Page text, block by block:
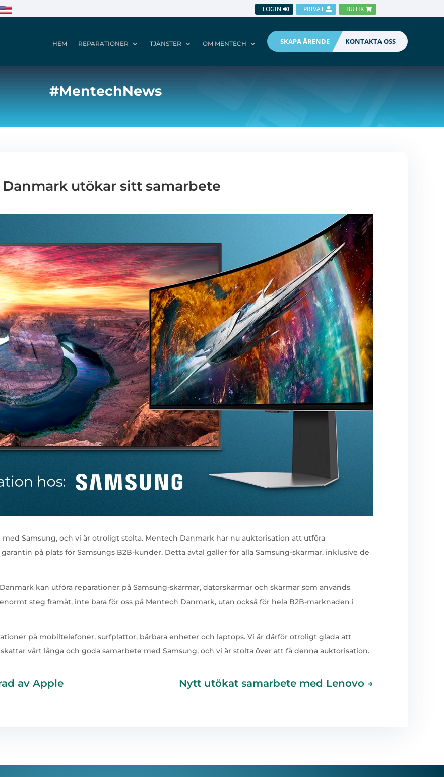
LOGIN PRIVAT BUTIK
HEM REPARATIONER TJÄNSTER OM MENTECH SKAPA ÄRENDE KONTAKTA OSS
#MentechNews
utökar sitt samarbete
Samsung, och vi är otroligt stolta. Mentech Danmark har nu auktorisation att utföra
på plats för Samsungs B2B-kunder. Detta avtal gäller för alla Samsung-skärmar, inklusive de
kan utföra reparationer på Samsung-skärmar, datorskärmar och skärmar som används
steg framåt, inte bara för oss på Mentech Danmark, utan också för hela B2B-marknaden i
på mobiltelefoner, surfplattor, bärbara enheter och laptops. Vi är därför otroligt glada att
vårt långa och goda samarbete med Samsung, och vi är stolta över att få denna auktorisation.
av Apple Nytt utökat samarbete med Lenovo →